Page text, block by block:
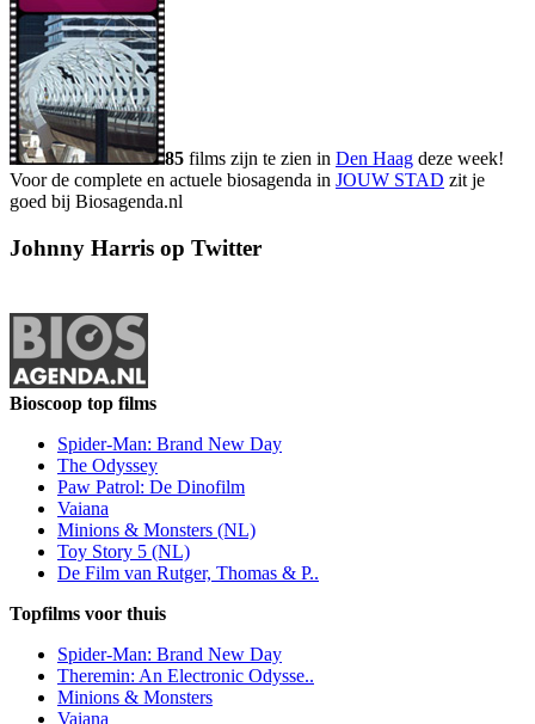
85 films zijn te zien in Den Haag deze week!
Voor de complete en actuele biosagenda in JOUW STAD zit je
goed bij Biosagenda.nl
Johnny Harris op Twitter
Bioscoop top films
Spider-Man: Brand New Day
The Odyssey
Paw Patrol: De Dinofilm
Vaiana
Minions & Monsters (NL)
Toy Story 5 (NL)
De Film van Rutger, Thomas & P..
Topfilms voor thuis
Spider-Man: Brand New Day
Theremin: An Electronic Odysse..
Minions & Monsters
Vaiana